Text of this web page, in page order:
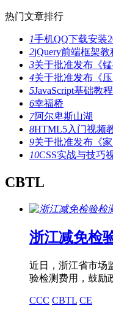
热门文章排行
1手机QQ下载安装
2jQuery前端框架教
3关于批准发布《
4关于批准发布《
5JavaScript基础教程
6幸福桥
7阿尔卑斯山湖
8HTML5入门视频
9关于批准发布《
10CSS实战与技巧
CBTL
浙江减免检
近日，浙江省市场
验检测费用，鼓励
CCC CBTL CE